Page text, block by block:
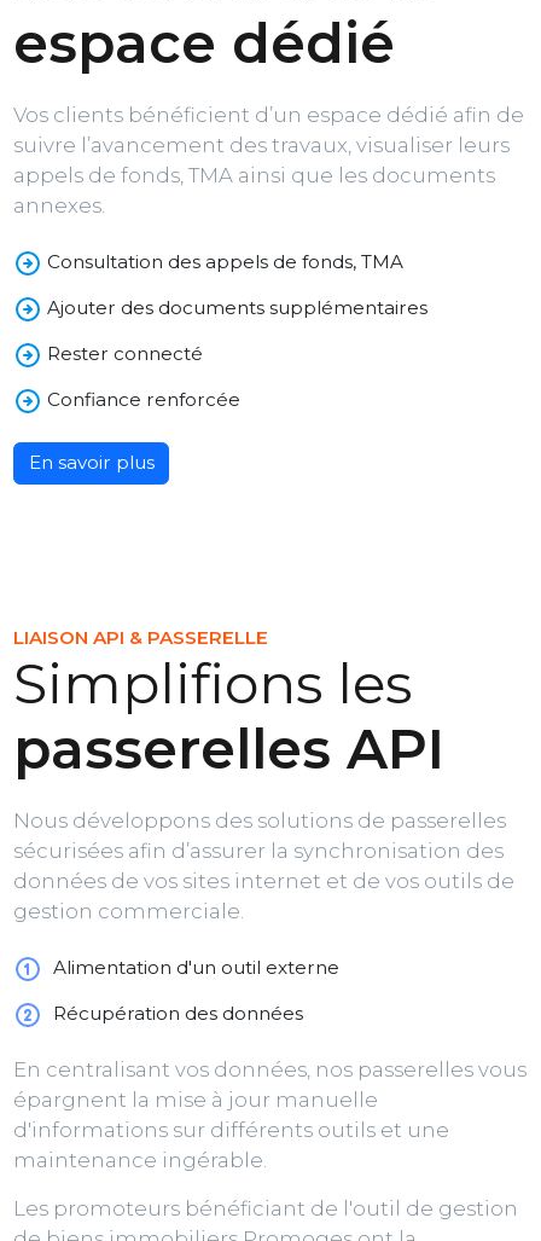
espace dédié
Vos clients bénéficient d’un espace dédié afin de
suivre l’avancement des travaux, visualiser leurs
appels de fonds, TMA ainsi que les documents
annexes.
Consultation des appels de fonds, TMA
Ajouter des documents supplémentaires
Rester connecté
Confiance renforcée
En savoir plus
LIAISON API & PASSERELLE
Simplifions les
passerelles API
Nous développons des solutions de passerelles
sécurisées afin d’assurer la synchronisation des
données de vos sites internet et de vos outils de
gestion commerciale.
Alimentation d'un outil externe
Récupération des données
En centralisant vos données, nos passerelles vous
épargnent la mise à jour manuelle
d'informations sur différents outils et une
maintenance ingérable.
Les promoteurs bénéficiant de l'outil de gestion